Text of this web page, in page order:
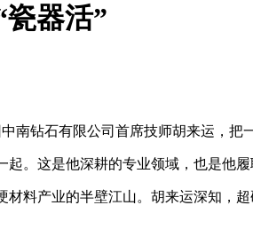
器活”
钻石有限公司首席技师胡来运，把
这是他深耕的专业领域，也是他履
产业的半壁江山。胡来运深知，